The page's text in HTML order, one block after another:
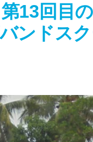
第13回目
ンドス